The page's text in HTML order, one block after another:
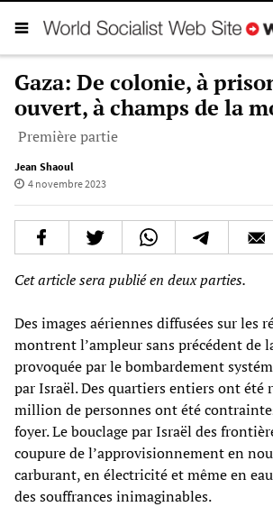
Gaza: De colonie, à
ouvert, à champs de la
Première partie
Jean Shaoul
4 novembre 2023
Cet article sera publié en deux parties.
Des images aériennes diffusées sur les
montrent l’ampleur sans précédent de
provoquée par le bombardement
par Israël. Des quartiers entiers ont été
million de personnes ont été
foyer. Le bouclage par Israël des
coupure de l’approvisionnement en
carburant, en électricité et même en
des souffrances inimaginables.